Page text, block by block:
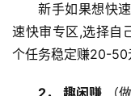
首
页
新手如果想快
速快审专区,选择自
个任务稳定赚20-50